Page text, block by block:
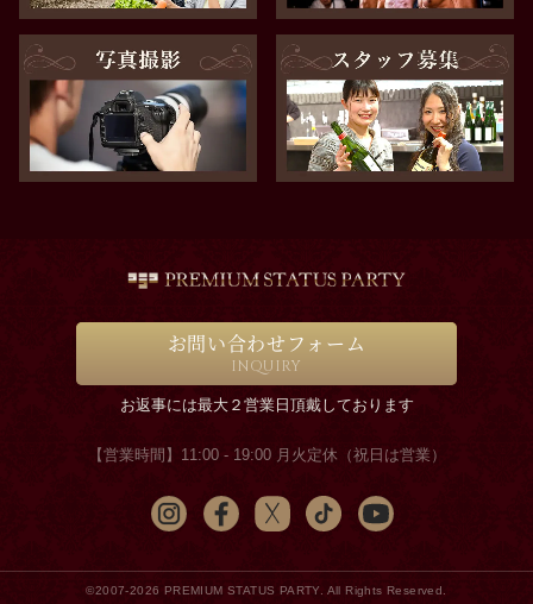
お問い合わせフォーム
INQUIRY
お返事には最大２営業日頂戴しております
【営業時間】11:00 - 19:00 月火定休（祝日は営業）
©2007-2026 PREMIUM STATUS PARTY. All Rights Reserved.